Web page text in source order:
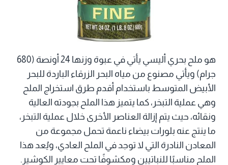
هو ملح بحري أليسي يأتي في عبوة وزنها 24 أونصة (680
جرام) ويأتي مصنوع من مياه البحر الزرقاء الباردة للبحر
الأبيض المتوسط باستخدام أقدم طرق استخراج الملح
وهي عملية التبخر، كما يتميز هذا الملح بجودته العالية
ونقائه، حيث يتم إزالة العناصر الأخرى خلال عملية التبخر،
ما ينتج عنه بلورات بيضاء ناعمة تحمل مجموعة من
المعادن النادرة التي لا توجد في الملح العادي، ويُعد هذا
الملح مناسبًا للنباتيين ومكشوفًا تحت معايير الكوشير.